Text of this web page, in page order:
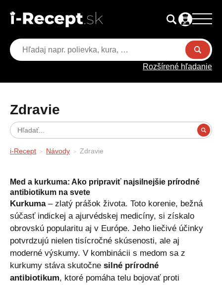
Rozšírené hľadanie
Zdravie
i-Recept Návody Zdravie
Med a kurkuma: Ako pripraviť najsilnejšie prírodné
antibiotikum na svete
Kurkuma– zlatý prášok života. Toto korenie, bežná
súčasť indickej a ajurvédskej medicíny, si získalo
obrovskú popularitu aj v Európe. Jeho liečivé účinky
potvrdzujú nielen tisícročné skúsenosti, ale aj
moderné výskumy. V kombinácii s medom sa z
kurkumy stáva skutočne silné prírodné
antibiotikum, ktoré pomáha telu bojovať proti